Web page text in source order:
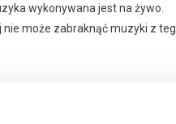
wykonywana jest na żywo.
może zabraknąć muzyki z
do szczegółów, przedstawiają